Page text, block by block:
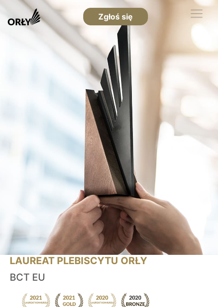
Zgłoś się
LAUREAT PLEBISCYTU ORŁY
BCT EU